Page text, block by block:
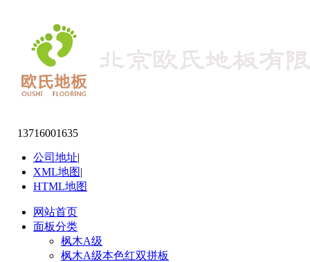
13716001635
公司地址|
XML地图|
HTML地图
网站首页
面板分类
枫木A级
枫木A级本色红双拼板